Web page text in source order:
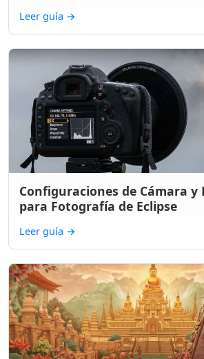
Leer guía →
Configuraciones de Cámara y
para Fotografía de Eclipse
Leer guía →